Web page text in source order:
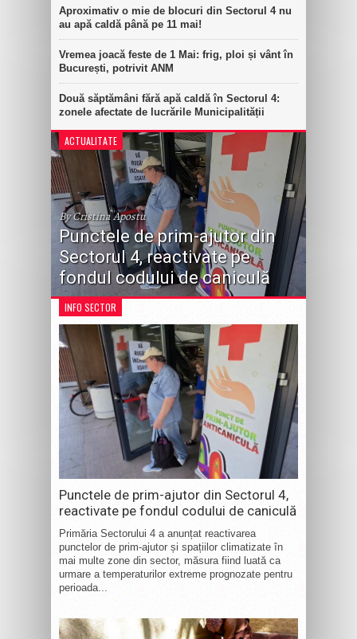
Aproximativ o mie de blocuri din Sectorul 4 nu
au apă caldă până pe 11 mai!
Vremea joacă feste de 1 Mai: frig, ploi și vânt în
București, potrivit ANM
Două săptămâni fără apă caldă în Sectorul 4:
zonele afectate de lucrările Municipalității
ACTUALITATE
By Cristina Apostu
Punctele de prim-ajutor din
Sectorul 4, reactivate pe
fondul codului de caniculă
INFO SECTOR
Punctele de prim-ajutor din Sectorul 4,
reactivate pe fondul codului de caniculă
Primăria Sectorului 4 a anunțat reactivarea
punctelor de prim-ajutor și spațiilor climatizate în
mai multe zone din sector, măsura fiind luată ca
urmare a temperaturilor extreme prognozate pentru
perioada...